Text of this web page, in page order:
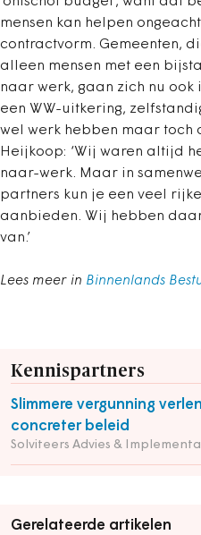
mensen kan helpen
contractvorm. Gemeenten,
alleen mensen met een
naar werk, gaan zich nu ook
een WW-uitkering,
wel werk hebben maar toch
Heijkoop: ‘Wij waren altijd
naar-werk. Maar in
partners kun je een veel
aanbieden. Wij hebben
van.’
Lees meer in Binnenlands
Kennispartners
Slimmere vergunning
concreter beleid
Solviteers Advies &
Gerelateerde artikelen